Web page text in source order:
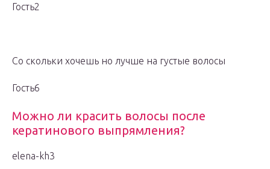
Гость2
Со скольки хочешь но лучше на густые волосы
Гость6
Можно ли красить волосы после
кератинового выпрямления?
elena-kh3